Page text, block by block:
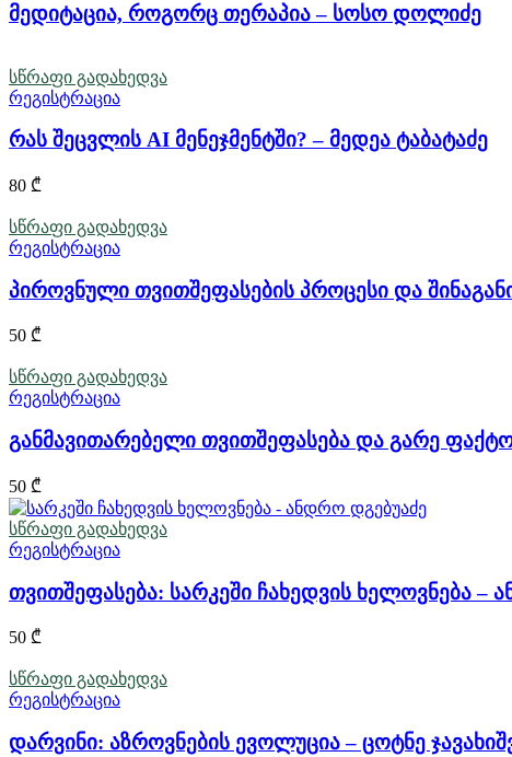
მედიტაცია, როგორც თერაპია – სოსო დოლიძე
სწრაფი გადახედვა
რეგისტრაცია
რას შეცვლის AI მენეჯმენტში? – მედეა ტაბატაძე
80 ₾
სწრაფი გადახედვა
რეგისტრაცია
პიროვნული თვითშეფასების პროცესი და
50 ₾
სწრაფი გადახედვა
რეგისტრაცია
განმავითარებელი თვითშეფასება და გარე
50 ₾
სწრაფი გადახედვა
რეგისტრაცია
თვითშეფასება: სარკეში ჩახედვის ხელოვნება –
50 ₾
სწრაფი გადახედვა
რეგისტრაცია
დარვინი: აზროვნების ევოლუცია – ცოტნე